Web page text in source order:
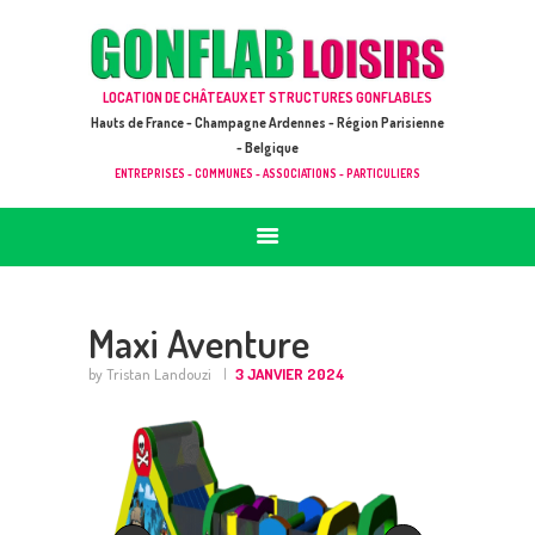
LOCATION DE CHÂTEAUX ET STRUCTURES GONFLABLES
Hauts de France - Champagne Ardennes - Région Parisienne
- Belgique
ENTREPRISES - COMMUNES - ASSOCIATIONS - PARTICULIERS
GONFLAB LOISIRS
ACCUEIL
JEUX À LOUER & PRESTATIONS
CATALOGUE / TARIF
DEMANDE DE DEVIS (SOUS 24H)
Maxi Aventure
by Tristan Landouzi 3 JANVIER 2024